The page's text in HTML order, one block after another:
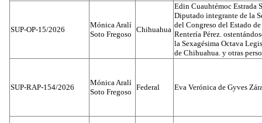
SUP-OP-15/2026
Mónica Aralí
Soto Fregoso
Chihuahua
Edin Cuauhtémoc Estrada
Diputado integrante de la
del Congreso del Estado
Rentería Pérez.
la Sexagésima Octava
de Chihuahua. y otras
SUP-RAP-154/2026
Mónica Aralí
Soto Fregoso
Federal Eva Verónica de Gyves